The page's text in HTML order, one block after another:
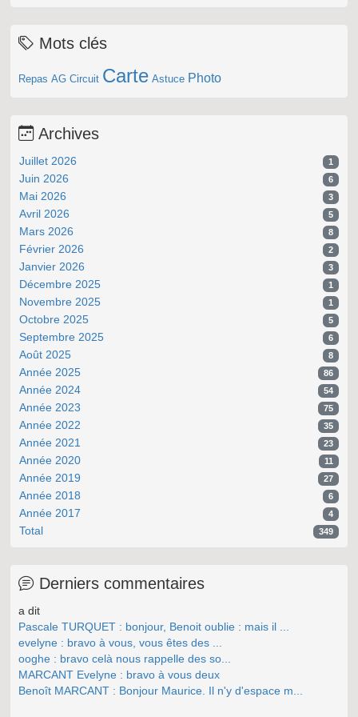
Mots clés
Repas AG Circuit Carte Astuce Photo
Archives
Juillet 2026 1
Juin 2026 6
Mai 2026 3
Avril 2026 5
Mars 2026 8
Février 2026 2
Janvier 2026 3
Décembre 2025 1
Novembre 2025 1
Octobre 2025 5
Septembre 2025 6
Août 2025 8
Année 2025 86
Année 2024 54
Année 2023 75
Année 2022 35
Année 2021 23
Année 2020 11
Année 2019 27
Année 2018 6
Année 2017 4
Total 349
Derniers commentaires
a dit
Pascale TURQUET : bonjour, Benoit oublie : mais il ...
evelyne : bravo à vous, vous êtes des ...
ooghe : bravo celà nous rappelle des so...
MARCANT Evelyne : bravo à vous deux
Benoît MARCANT : Bonjour Maurice. Il n'y d'espace m...